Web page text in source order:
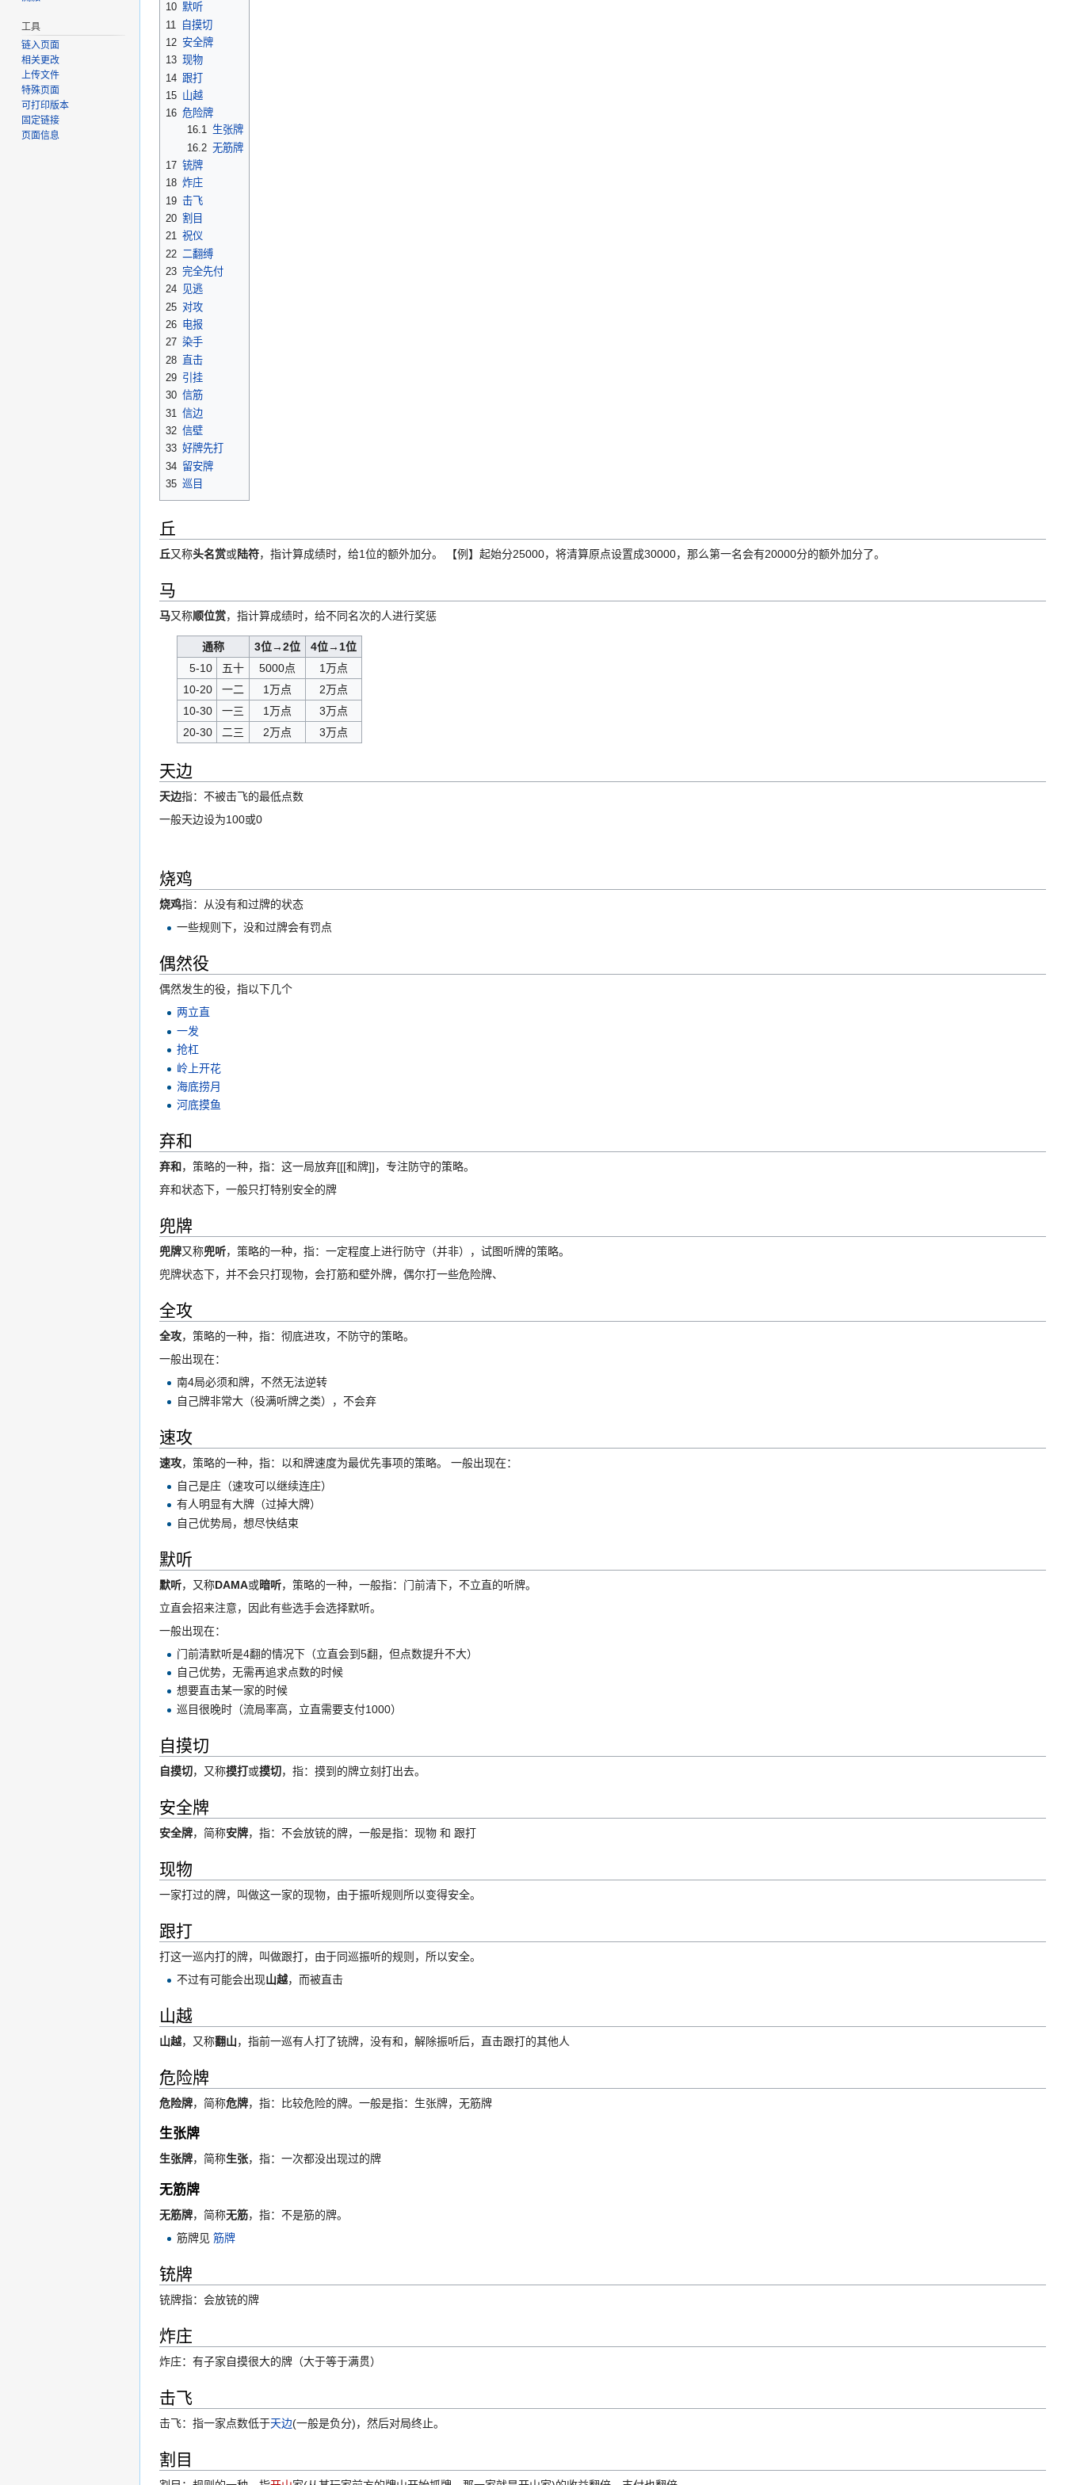
10 默听
11
自摸切
12 安全牌
13 现物
14 跟打
15 山越
16 危险牌
16.1 生张牌
16.2 无筋牌
17 铳牌
18 炸庄
19 击飞
20 割目
21 祝仪
22 二翻缚
23 完全先付
24 见逃
25 对攻
26 电报
27 染手
28 直击
29 引挂
30 信筋
31 信边
32 信壁
33 好牌先打
34 留安牌
35 巡目
丘
丘又称头名赏或陆符，指计算成绩时，给1位的额外加分。 【例】起始分25000，将清算原点设置成30000，那么第一名会有20000分的额外加分了。
马
马又称顺位赏，指计算成绩时，给不同名次的人进行奖惩
通称 3位→2位
4位→1位
5-10
五十 5000点
1万点
10-20
一二 1万点
2万点
10-30
一三 1万点
3万点
20-30
二三 2万点 3万点
天边
天边指：不被击飞的最低点数
一般天边设为100或0
烧鸡
烧鸡指：从没有和过牌的状态
一些规则下，没和过牌会有罚点
偶然役
偶然发生的役，指以下几个
两立直
一发
抢杠
岭上开花
海底捞月
河底摸鱼
弃和
弃和，策略的一种，指：这一局放弃[[[和牌]]，专注防守的策略。
弃和状态下，一般只打特别安全的牌
兜牌
兜牌又称兜听，策略的一种，指：一定程度上进行防守（并非），试图听牌的策略。
兜牌状态下，并不会只打现物，会打筋和壁外牌，偶尔打一些危险牌、
全攻
全攻，策略的一种，指：彻底进攻，不防守的策略。
一般出现在：
南4局必须和牌，不然无法逆转
自己牌非常大（役满听牌之类），不会弃
速攻
速攻，策略的一种，指：以和牌速度为最优先事项的策略。 一般出现在：
自己是庄（速攻可以继续连庄）
有人明显有大牌（过掉大牌）
自己优势局，想尽快结束
默听
默听，又称DAMA或暗听，策略的一种，一般指：门前清下，不立直的听牌。
立直会招来注意，因此有些选手会选择默听。
一般出现在：
门前清默听是4翻的情况下（立直会到5翻，但点数提升不大）
自己优势，无需再追求点数的时候
想要直击某一家的时候
巡目很晚时（流局率高，立直需要支付1000）
自摸切
自摸切，又称摸打或摸切，指：摸到的牌立刻打出去。
安全牌
安全牌，简称安牌，指：不会放铳的牌，一般是指：现物 和 跟打
现物
一家打过的牌，叫做这一家的现物，由于振听规则所以变得安全。
跟打
打这一巡内打的牌，叫做跟打，由于同巡振听的规则，所以安全。
不过有可能会出现山越，而被直击
山越
山越，又称翻山，指前一巡有人打了铳牌，没有和，解除振听后，直击跟打的其他人
危险牌
危险牌，简称危牌，指：比较危险的牌。一般是指：生张牌，无筋牌
生张牌
生张牌，简称生张，指：一次都没出现过的牌
无筋牌
无筋牌，简称无筋，指：不是筋的牌。
筋牌见筋牌
铳牌
铳牌指：会放铳的牌
炸庄
炸庄：有子家自摸很大的牌（大于等于满贯）
击飞
击飞：指一家点数低于天边(一般是负分)，然后对局终止。
割目
工具
链入页面
相关更改
上传文件
特殊页面
可打印版本
固定链接
页面信息